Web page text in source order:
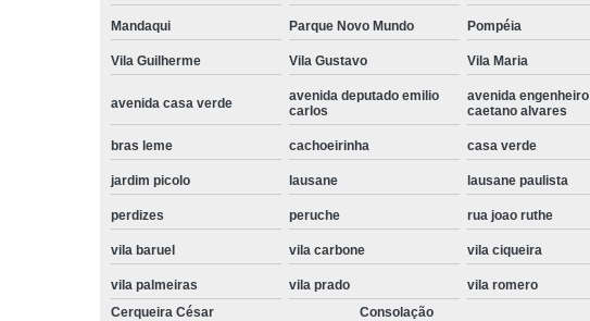
Mandaqui Parque Novo Mundo Pompéia
Vila Guilherme Vila Gustavo Vila Maria
avenida casa verde
avenida deputado emilio
carlos
avenida engenheiro
caetano alvares
bras leme cachoeirinha casa verde
jardim picolo lausane lausane paulista
perdizes peruche rua joao ruthe
vila baruel vila carbone vila ciqueira
vila palmeiras vila prado vila romero
Cerqueira César
Consolação